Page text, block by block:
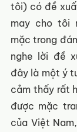
tôi) có đề
may cho tôi
mặc trong
nghe lời đề
đây là một ý
cảm thấy rất
được mặc
của Việt